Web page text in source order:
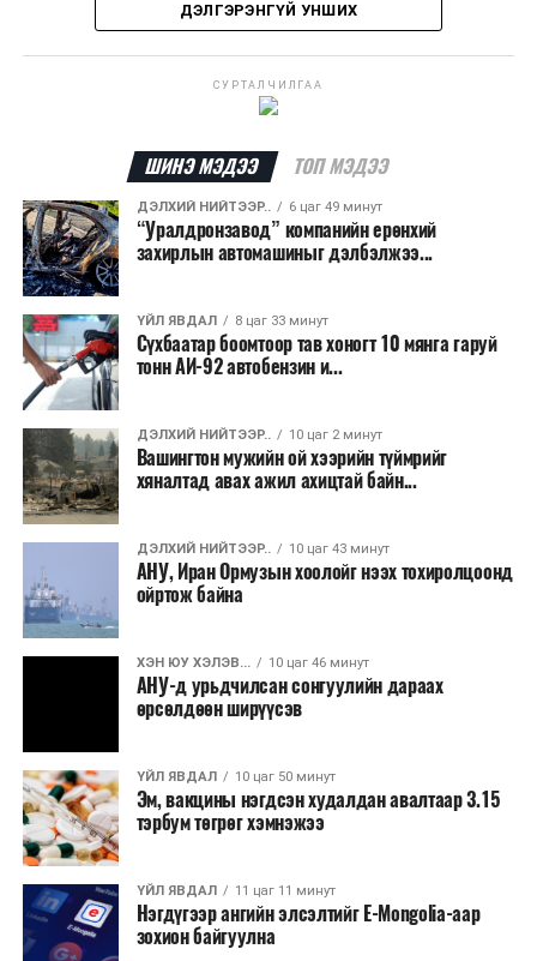
ДЭЛГЭРЭНГҮЙ УНШИХ
СУРТАЛЧИЛГАА
ШИНЭ МЭДЭЭ ТОП МЭДЭЭ
ДЭЛХИЙ НИЙТЭЭР.. 6 цаг 49 минут
“Уралдронзавод” компанийн ерөнхий
захирлын автомашиныг дэлбэлжээ...
ҮЙЛ ЯВДАЛ 8 цаг 33 минут
Сүхбаатар боомтоор тав хоногт 10 мянга гаруй
тонн АИ-92 автобензин и...
ДЭЛХИЙ НИЙТЭЭР.. 10 цаг 2 минут
Вашингтон мужийн ой хээрийн түймрийг
хяналтад авах ажил ахицтай байн...
ДЭЛХИЙ НИЙТЭЭР.. 10 цаг 43 минут
АНУ, Иран Ормузын хоолойг нээх тохиролцоонд
ойртож байна
ХЭН ЮУ ХЭЛЭВ... 10 цаг 46 минут
АНУ-д урьдчилсан сонгуулийн дараах
өрсөлдөөн ширүүсэв
ҮЙЛ ЯВДАЛ 10 цаг 50 минут
Эм, вакцины нэгдсэн худалдан авалтаар 3.15
тэрбум төгрөг хэмнэжээ
ҮЙЛ ЯВДАЛ 11 цаг 11 минут
Нэгдүгээр ангийн элсэлтийг E-Mongolia-аар
зохион байгуулна